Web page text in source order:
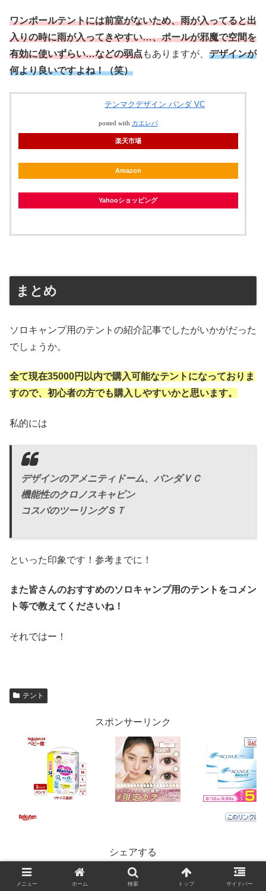
ワンポールテントには前室がないため、雨が入ってると出
入りの時に雨が入ってきやすい…、ポールが邪魔で空間を
有効に使いずらい…などの弱点もありますが、 デザインが
何より良いですよね！（笑）
テンマクデザイン パンダ VC
posted with カエレバ
楽天市場
Amazon
Yahooショッピング
まとめ
ソロキャンプ用のテントの紹介記事でしたがいかがだった
でしょうか。
全て現在35000円以内で購入可能なテントになっておりま
すので、初心者の方でも購入しやすいかと思います。
私的には
デザインのアメニティドーム、パンダＶＣ
機能性のクロノスキャビン
コスパのツーリングＳＴ
といった印象です！参考までに！
また皆さんのおすすめのソロキャンプ用のテントをコメン
ト等で教えてくださいね！
それではー！
テント
スポンサーリンク
シェアする
Facebook
メニュー ホーム 検索 トップ サイドバー